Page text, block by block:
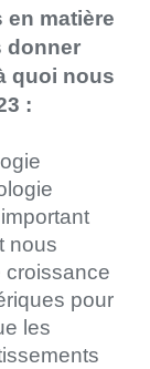
matière
donner
quoi nous
:
nous
croissance
pour
les